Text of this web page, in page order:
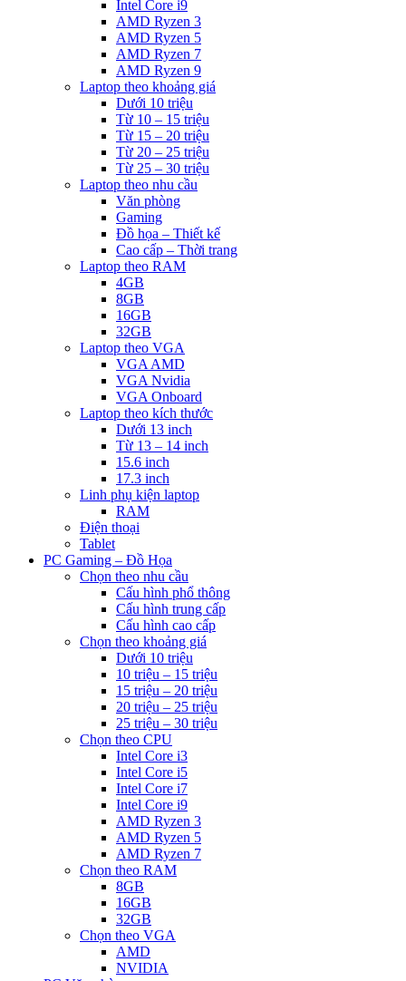
Intel Core i9
AMD Ryzen 3
AMD Ryzen 5
AMD Ryzen 7
AMD Ryzen 9
Laptop theo khoảng giá
Dưới 10 triệu
Từ 10 – 15 triệu
Từ 15 – 20 triệu
Từ 20 – 25 triệu
Từ 25 – 30 triệu
Laptop theo nhu cầu
Văn phòng
Gaming
Đồ họa – Thiết kế
Cao cấp – Thời trang
Laptop theo RAM
4GB
8GB
16GB
32GB
Laptop theo VGA
VGA AMD
VGA Nvidia
VGA Onboard
Laptop theo kích thước
Dưới 13 inch
Từ 13 – 14 inch
15.6 inch
17.3 inch
Linh phụ kiện laptop
RAM
Điện thoại
Tablet
PC Gaming – Đồ Họa
Chọn theo nhu cầu
Cấu hình phổ thông
Cấu hình trung cấp
Cấu hình cao cấp
Chọn theo khoảng giá
Dưới 10 triệu
10 triệu – 15 triệu
15 triệu – 20 triệu
20 triệu – 25 triệu
25 triệu – 30 triệu
Chọn theo CPU
Intel Core i3
Intel Core i5
Intel Core i7
Intel Core i9
AMD Ryzen 3
AMD Ryzen 5
AMD Ryzen 7
Chọn theo RAM
8GB
16GB
32GB
Chọn theo VGA
AMD
NVIDIA